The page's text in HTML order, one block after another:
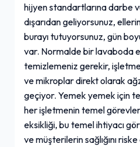
hijyen standartlarına darbe
dışarıdan geliyorsunuz,
burayı tutuyorsunuz, gün
var. Normalde bir lavaboda
temizlemeniz gerekir,
ve mikroplar direkt olarak
geçiyor. Yemek yemek için
her işletmenin temel
eksikliği, bu temel ihtiyacı
ve müşterilerin sağlığını